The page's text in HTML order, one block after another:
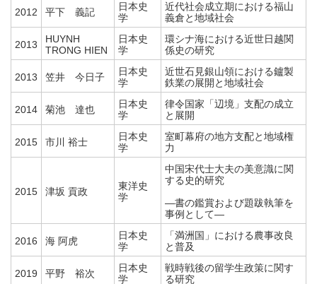
2012 平下 義記
日本史
学
近代社会成立期における福山
義倉と地域社会
2013
HUYNH
TRONG HIEN
日本史
学
環シナ海における近世日越関
係史の研究
2013 笠井 今日子
日本史
学
近世石見銀山領における鑪製
鉄業の展開と地域社会
2014 菊池 達也
日本史
学
律令国家「辺境」支配の成立
と展開
2015 市川 裕士
日本史
学
室町幕府の地方支配と地域権
力
2015 津坂 貢政
東洋史
学
中国宋代士大夫の美意識に関
する史的研究
―書の鑑賞および題跋執筆を
事例として―
2016 海 阿虎
日本史
学
「満洲国」における農事改良
と普及
2019 平野 裕次
日本史
学
戦時戦後の留学生政策に関す
る研究